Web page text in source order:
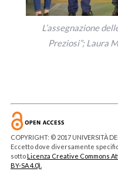
L’assegnazione
Preziosi”; Laura
COPYRIGHT: © 2017 UNIVERSITÀ
Eccetto dove diversamente
sottoLicenza Creative Commons
BY-SA 4.0).